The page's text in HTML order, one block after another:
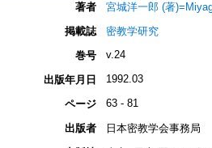
著者
宮城洋一郎 (著
掲載誌
密教学研究
巻号
v.24
出版年月日 1992.03
ページ 63 - 81
出版者
日本密教学会事務局